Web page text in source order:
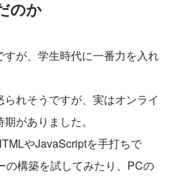
のか
が、学生時代に一番力を入れ
れそうですが、実はオンライ
がありました。
やJavaScriptを手打ちで
の構築を試してみたり、PCの